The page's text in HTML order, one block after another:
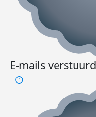
E-mails verstuurd